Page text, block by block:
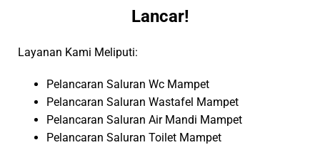
Lancar!
Layanan Kami Meliputi:
Pelancaran Saluran Wc Mampet
Pelancaran Saluran Wastafel Mampet
Pelancaran Saluran Air Mandi Mampet
Pelancaran Saluran Toilet Mampet